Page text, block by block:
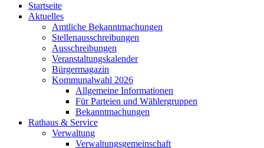
Startseite
Aktuelles
Amtliche Bekanntmachungen
Stellenausschreibungen
Ausschreibungen
Veranstaltungskalender
Bürgermagazin
Kommunalwahl 2026
Allgemeine Informationen
Für Parteien und Wählergruppen
Bekanntmachungen
Rathaus & Service
Verwaltung
Verwaltungsgemeinschaft